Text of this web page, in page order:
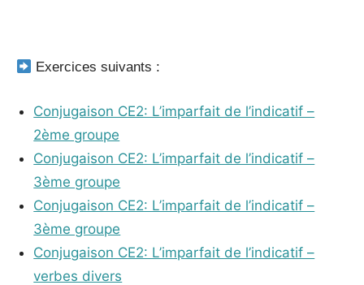
Exercices suivants :
Conjugaison CE2: L’imparfait de l’indicatif –
2ème groupe
Conjugaison CE2: L’imparfait de l’indicatif –
3ème groupe
Conjugaison CE2: L’imparfait de l’indicatif –
3ème groupe
Conjugaison CE2: L’imparfait de l’indicatif –
verbes divers